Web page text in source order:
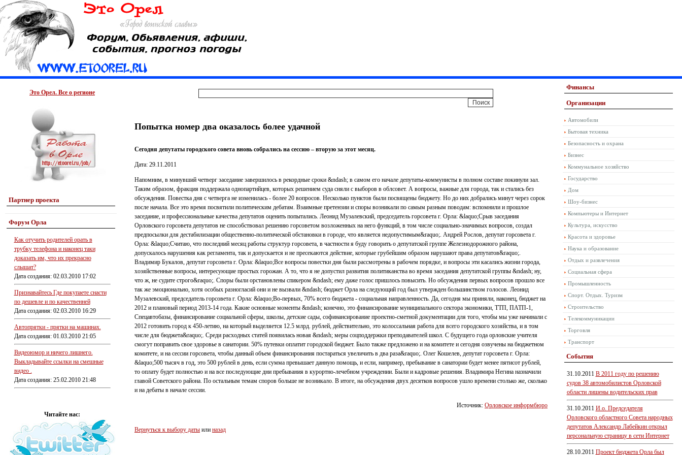
Это Орел. Все о регионе
Партнер проекта
Форум Орла
Как отучить родителей орать в
трубку телефона и наконец таки
доказать им, что их прекрасно
слышат?
Дата создания: 02.03.2010 17:02
Признавайтесь Где покупаете снасти
по дешевле и по качественней
Дата создания: 02.03.2010 16:29
Автопрятки - прятки на машинах.
Дата создания: 01.03.2010 21:05
Видеоюмор и ничего лишнего.
Выкладывайте ссылки на смешные
видео .
Дата создания: 25.02.2010 21:48
Читайте нас:
Попытка номер два оказалось более удачной
Сегодня депутаты городского совета вновь собрались на сессию – вторую за этот месяц.
Дата: 29.11.2011
Напомним, в минувший четверг заседание завершилось в рекордные сроки &ndash; в самом его начале депутаты-коммунисты в полном составе покинули зал.
Таким образом, фракция поддержала однопартийцев, которых решением суда сняли с выборов в облсовет. А вопросы, важные для города, так и стались без
обсуждения. Повестка дня с четверга не изменилась - более 20 вопросов. Несколько пунктов были посвящены бюджету. Но до них добрались минут через сорок
после начала. Все это время посвятили политическим дебатам. Взаимные претензии и споры возникали по самым разным поводам: вспомнили и прошлое
заседание, и профессиональные качества депутатов оценить попытались. Леонид Музалевский, председатель горсовета г. Орла: &laquo;Срыв заседания
Орловского горсовета депутатов не способствовал решению горсоветом возложенных на него функций, в том числе социально-значимых вопросов, создал
предпосылки для дестабилизации общественно-политической обстановки в городе, что является недопустимым&raquo;. Андрей Рослов, депутат горсовета г.
Орла: &laquo;Считаю, что последний месяц работы структур горсовета, в частности я буду говорить о депутатской группе Железнодорожного района,
допускалось нарушения как регламента, так и допускается и не пресекаются действие, которые грубейшим образом нарушают права депутатов&raquo;.
Владимир Букалов, депутат горсовета г. Орла: &laquo;Все вопросы повестки дня были рассмотрены в рабочем порядке, и вопросы эти касались жизни города,
хозяйственные вопросы, интересующие простых горожан. А то, что я не допустил развития политиканства во время заседания депутатской группы &ndash; ну,
что ж, не судите строго&raquo;. Споры были орстановлены спикером &ndash; ему даже голос пришлось повысить. Но обсуждения первых вопросов прошло все
так же эмоционально, хотя особых разногласий они и не вызвали &ndash; бюджет Орла на следующий год был утвержден большинством голосов. Леонид
Музалевский, председатель горсовета г. Орла: &laquo;Во-первых, 70% всего бюджета - социальная направленность. Да, сегодня мы приняли, наконец, бюджет на
2012 и плановый период 2013-14 года. Какие основные моменты &ndash; конечно, это финансирование муниципального сектора экономики, ТТП, ПАТП-1,
Спецавтобазы, финансирование социальной сферы, школы, детские сады, софинансирование проектно-сметной документации для того, чтобы мы уже начинали с
2012 готовить город к 450-летию, на который выделяется 12.5 млрд. рублей, действительно, это колоссальная работа для всего городского хозяйства, и в том
числе для бюджета&raquo;. Среди расходных статей появилась новая &ndash; меры соцподдержки преподавателей школ. С будущего года орловские учителя
смогут поправить свое здоровье в санатории. 50% путевки оплатит городской бюджет. Было также предложено и на комитете и сегодня озвучены на бюджетном
комитете, и на сессии горсовета, чтобы данный объем финансирования постараться увеличить в два раза&raquo;. Олег Кошелев, депутат горсовета г. Орла:
&laquo;500 тысяч в год, это 500 рублей в день, если сумма превышает данную помощь, и если, например, пребывание в санатории будет менее пятисот рублей,
то оплату будет полностью и на все последующие дни пребывания в курортно-лечебном учреждении. Были и кадровые решения. Владимира Негина назначили
главой Советского района. По остальным темам споров больше не возникало. В итоге, на обсуждения двух десятков вопросов ушло времени столько же, сколько
и на дебаты в начале сессии.
Источник: Орловское информбюро
Вернуться к выбору даты или назад
Финансы
Организации
Автомобили
Бытовая техника
Безопасность и охрана
Бизнес
Коммунальное хозяйство
Государство
Дом
Шоу-бизнес
Компьютеры и Интернет
Культура, искусство
Красота и здоровье
Наука и образование
Отдых и развлечения
Социальная сфера
Промышленность
Спорт. Отдых. Туризм
Строительство
Телекоммуникации
Торговля
Транспорт
События
31.10.2011 В 2011 году по решению
судов 38 автомобилистов Орловской
области лишены водительских прав
31.10.2011 И.о. Председателя
Орловского областного Совета народных
депутатов Александр Лабейкин открыл
персональную страницу в сети Интернет
28.10.2011 Проект бюджета Орла был